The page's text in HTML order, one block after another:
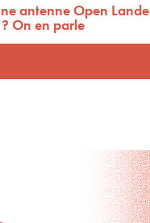
antenne Open Lande
On en parle